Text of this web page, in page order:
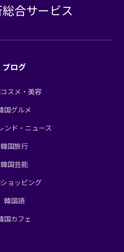
合サービス
ブログ
スメ・美容
国グルメ
ンド・ニュース
韓国旅行
韓国芸能
ョッピング
韓国語
国カフェ